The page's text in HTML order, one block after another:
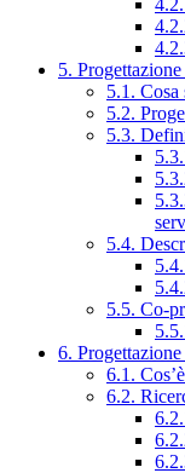
5.
5.1.
5.2.
5.3.
5.4.
5.5. Co-
6.
6.1.
6.2.